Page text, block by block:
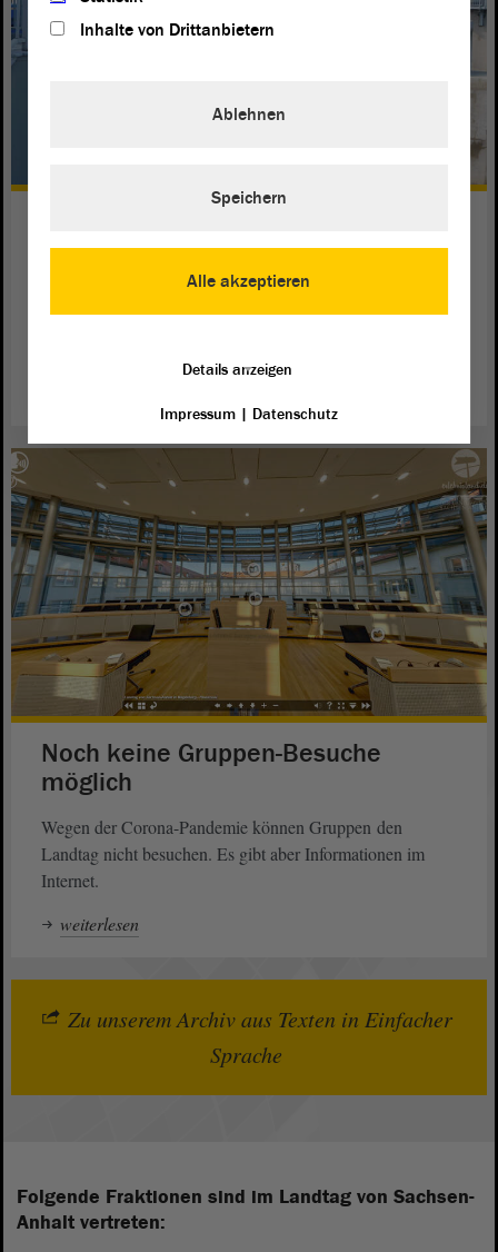
können
Der Ausschuss für Umwelt und Energie hat sich in einer
Anhörung mit der Qualität an Fisch-Treppen beschäftigt.
Noch keine Gruppen-Besuche
möglich
Wegen der Corona-Pandemie können Gruppen den
Landtag nicht besuchen. Es gibt aber Informationen im
Internet.
weiterlesen
Zu unserem Archiv aus Texten in Einfacher
Sprache
Folgende Fraktionen sind im Landtag von Sachsen-
Anhalt vertreten:
Inhalte von Drittanbietern
Alle akzeptieren
Ablehnen
Speichern
Details anzeigen
Impressum| Datenschutz